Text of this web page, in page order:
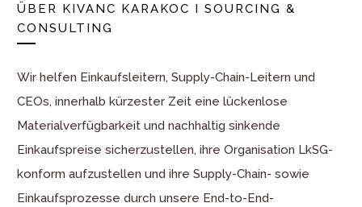
ÜBER KIVANC KARAKOC I SOURCING &
CONSULTING
Wir helfen Einkaufsleitern, Supply-Chain-Leitern und
CEOs, innerhalb kürzester Zeit eine lückenlose
Materialverfügbarkeit und nachhaltig sinkende
Einkaufspreise sicherzustellen, ihre Organisation LkSG-
konform aufzustellen und ihre Supply-Chain- sowie
Einkaufsprozesse durch unsere End-to-End-